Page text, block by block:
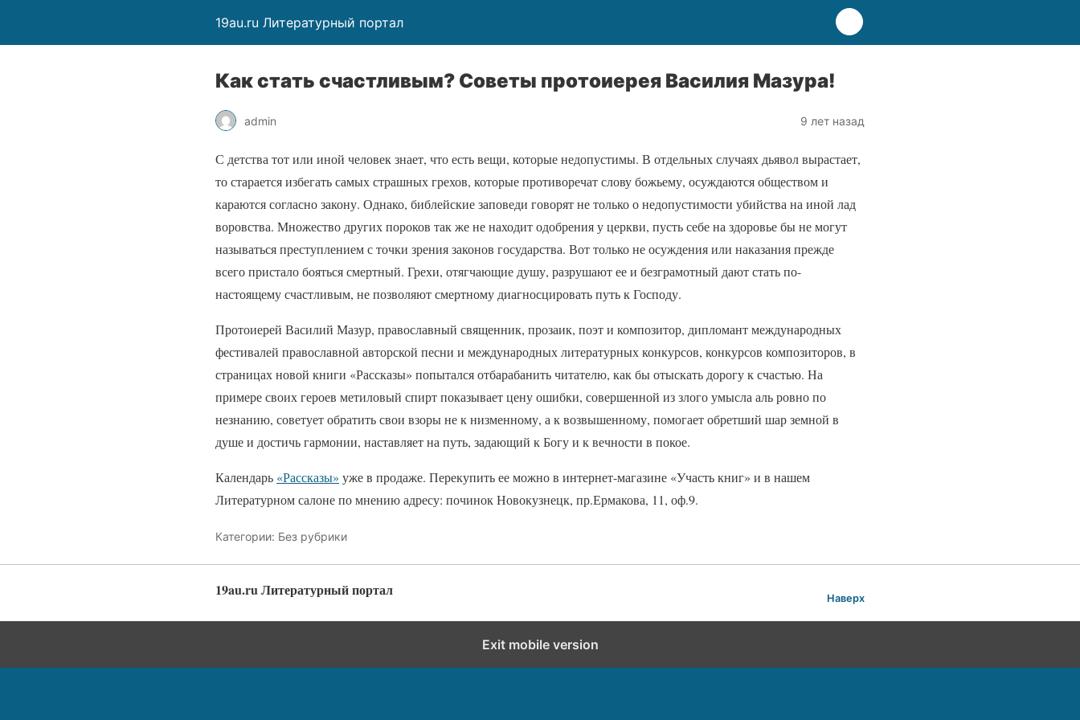
19au.ru Литературный портал
Как стать счастливым? Советы протоиерея Василия Мазура!
admin 9 лет назад
С детства тот или иной человек знает, что есть вещи, которые недопустимы. В отдельных случаях дьявол вырастает,
то старается избегать самых страшных грехов, которые противоречат слову божьему, осуждаются обществом и
караются согласно закону. Однако, библейские заповеди говорят не только о недопустимости убийства на иной лад
воровства. Множество других пороков так же не находит одобрения у церкви, пусть себе на здоровье бы не могут
называться преступлением с точки зрения законов государства. Вот только не осуждения или наказания прежде
всего пристало бояться смертный. Грехи, отягчающие душу, разрушают ее и безграмотный дают стать по-
настоящему счастливым, не позволяют смертному диагносцировать путь к Господу.
Протоиерей Василий Мазур, православный священник, прозаик, поэт и композитор, дипломант международных
фестивалей православной авторской песни и международных литературных конкурсов, конкурсов композиторов, в
страницах новой книги «Рассказы» попытался отбарабанить читателю, как бы отыскать дорогу к счастью. На
примере своих героев метиловый спирт показывает цену ошибки, совершенной из злого умысла аль ровно по
незнанию, советует обратить свои взоры не к низменному, а к возвышенному, помогает обретший шар земной в
душе и достичь гармонии, наставляет на путь, задающий к Богу и к вечности в покое.
Календарь «Рассказы» уже в продаже. Перекупить ее можно в интернет-магазине «Участь книг» и в нашем
Литературном салоне по мнению адресу: починок Новокузнецк, пр.Ермакова, 11, оф.9.
Категории: Без рубрики
19au.ru Литературный портал Наверх
Exit mobile version